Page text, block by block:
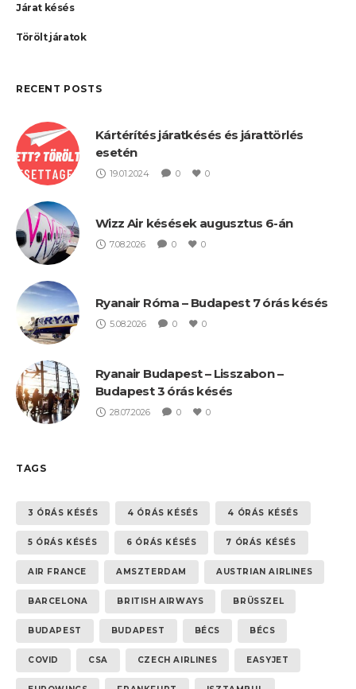
Járat késés
Törölt járatok
RECENT POSTS
Kártérítés járatkésés és járattörlés
esetén
19.01.2024 0 0
Wizz Air késések augusztus 6-án
7.08.2026 0 0
Ryanair Róma – Budapest 7 órás késés
5.08.2026 0 0
Ryanair Budapest – Lisszabon –
Budapest 3 órás késés
28.07.2026 0 0
TAGS
3 ÓRÁS KÉSÉS 4 ÓRÁS KÉSÉS 4 ÓRÁS KÉSÉS
5 ÓRÁS KÉSÉS 6 ÓRÁS KÉSÉS 7 ÓRÁS KÉSÉS
AIR FRANCE AMSZTERDAM AUSTRIAN AIRLINES
BARCELONA BRITISH AIRWAYS BRÜSSZEL
BUDAPEST BUDAPEST BÉCS BÉCS
COVID CSA CZECH AIRLINES EASYJET